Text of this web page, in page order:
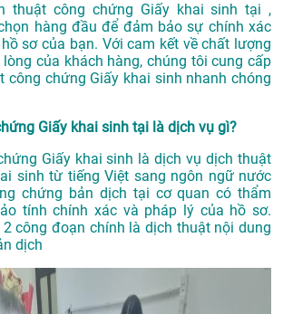
thuật công chứng Giấy khai sinh tại ,
hàng đầu để đảm bảo sự chính xác
sơ của bạn. Với cam kết về chất lượng
của khách hàng, chúng tôi cung cấp
công chứng Giấy khai sinh nhanh chóng
Giấy khai sinh tại là dịch vụ gì?
Giấy khai sinh là dịch vụ dịch thuật
sinh từ tiếng Việt sang ngôn ngữ nước
chứng bản dịch tại cơ quan có thẩm
tính chính xác và pháp lý của hồ sơ.
công đoạn chính là dịch thuật nội dung
dịch